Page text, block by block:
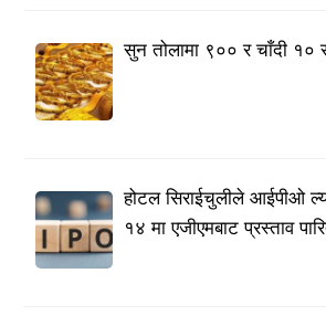
सुन तोलामा ९०० र चाँदी १०
होटल सिराईचुलीले आईपीओ
१४ मा एजीएमबाट प्रस्ताव